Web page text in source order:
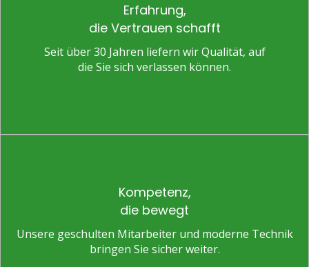
Erfahrung,
die Vertrauen schafft
Seit über 30 Jahren liefern wir Qualität, auf
die Sie sich verlassen können.
Kompetenz,
die bewegt
Unsere geschulten Mitarbeiter und moderne Technik
bringen Sie sicher weiter.